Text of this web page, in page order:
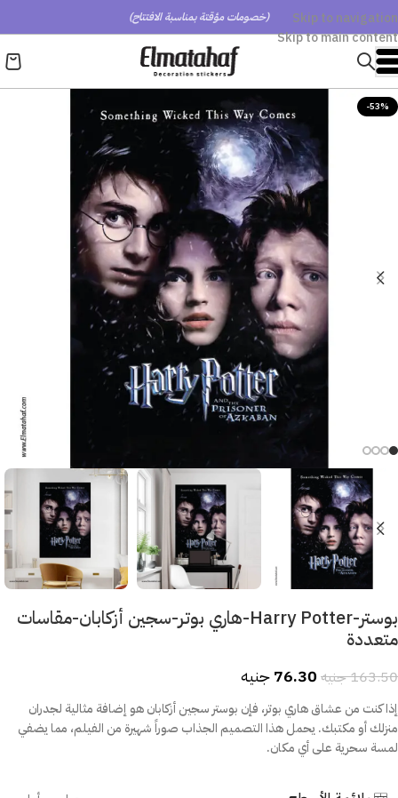
Skip to navigation
Skip to main content
(خصومات مؤقتة بمناسبة الافتتاح)
-53%
بوستر-Harry Potter-هاري بوتر-سجين أزكابان-مقاسات
متعددة
163.50جنيه 76.30جنيه
إذا كنت من عشاق هاري بوتر، فإن بوستر سجين أزكابان هو إضافة مثالية لجدران
منزلك أو مكتبك. يحمل هذا التصميم الجذاب صوراً شهيرة من الفيلم، مما يضفي
لمسة سحرية على أي مكان.